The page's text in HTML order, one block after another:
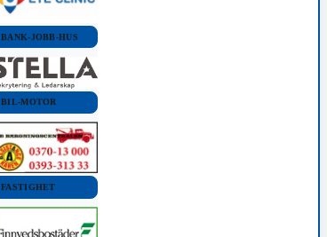
BANK-JOBB-HUS
BIL-MOTOR
FASTIGHET